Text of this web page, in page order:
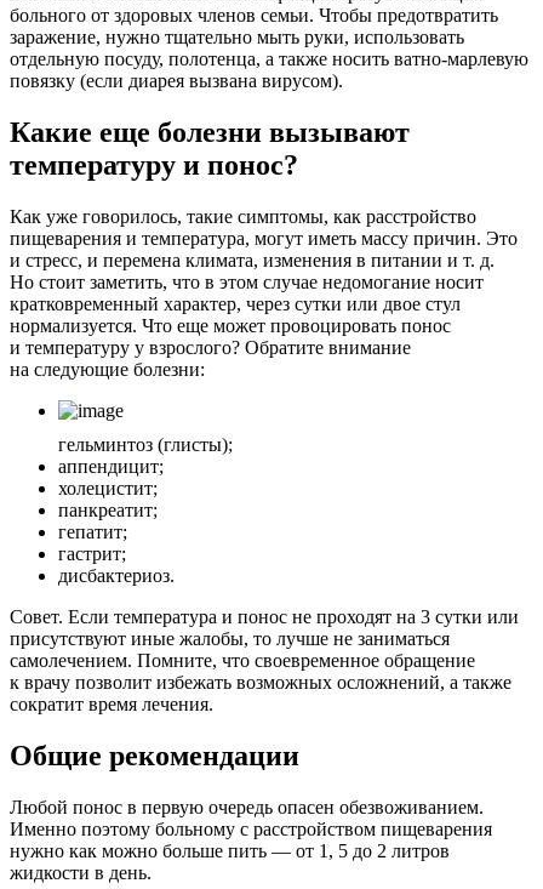
больного от здоровых членов семьи. Чтобы предотвратить
заражение, нужно тщательно мыть руки, использовать
отдельную посуду, полотенца, а также носить ватно-марлевую
повязку (если диарея вызвана вирусом).
Какие еще болезни вызывают
температуру и понос?
Как уже говорилось, такие симптомы, как расстройство
пищеварения и температура, могут иметь массу причин. Это
и стресс, и перемена климата, изменения в питании и т. д.
Но стоит заметить, что в этом случае недомогание носит
кратковременный характер, через сутки или двое стул
нормализуется. Что еще может провоцировать понос
и температуру у взрослого? Обратите внимание
на следующие болезни:
гельминтоз (глисты);
аппендицит;
холецистит;
панкреатит;
гепатит;
гастрит;
дисбактериоз.
Совет. Если температура и понос не проходят на 3 сутки или
присутствуют иные жалобы, то лучше не заниматься
самолечением. Помните, что своевременное обращение
к врачу позволит избежать возможных осложнений, а также
сократит время лечения.
Общие рекомендации
Любой понос в первую очередь опасен обезвоживанием.
Именно поэтому больному с расстройством пищеварения
нужно как можно больше пить — от 1, 5 до 2 литров
жидкости в день.